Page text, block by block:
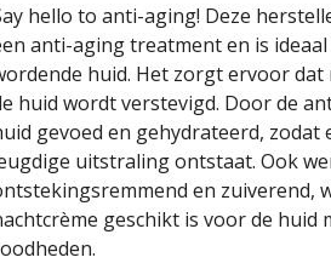
hello to anti-aging! Deze
anti-aging treatment en is
huid. Het zorgt ervoor
huid wordt verstevigd. Door de
gevoed en gehydrateerd, zodat
uitstraling ontstaat. Ook
en zuiverend,
geschikt is voor de huid